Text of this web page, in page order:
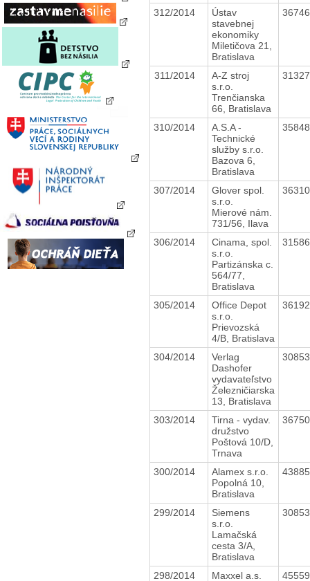
312/2014
Ústav
stavebnej
ekonomiky
Miletičova 21,
Bratislava
311/2014
A-Z stroj
s.r.o.
Trenčianska
66, Bratislava
310/2014
A.S.A -
Technické
služby s.r.o.
Bazova 6,
Bratislava
307/2014
Glover spol.
s.r.o.
Mierové nám.
731/56, Ilava
306/2014
Cinama, spol.
s.r.o.
Partizánska c.
564/77,
Bratislava
305/2014
Office Depot
s.r.o.
Prievozská
4/B, Bratislava
304/2014
Verlag
Dashofer
vydavateľstvo
Železničiarska
13, Bratislava
303/2014
Tirna - vydav.
družstvo
Poštová 10/D,
Trnava
300/2014
Alamex s.r.o.
Popolná 10,
Bratislava
299/2014
Siemens
s.r.o.
Lamačská
cesta 3/A,
Bratislava
298/2014
Maxxel a.s.